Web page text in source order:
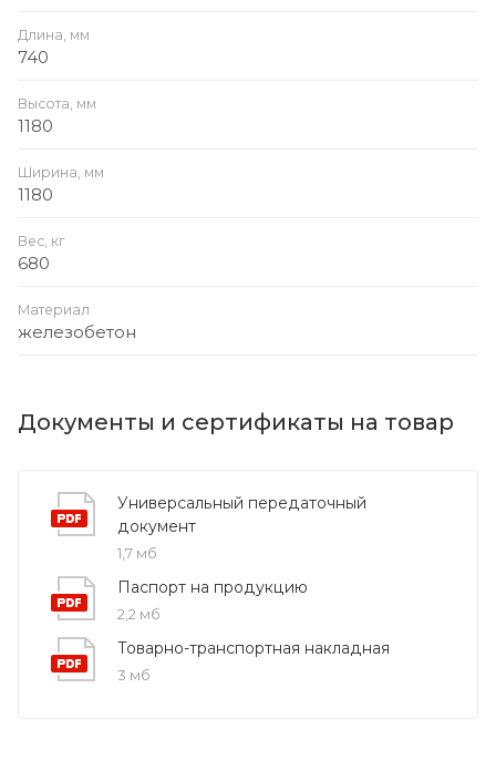
Длина, мм
740
Высота, мм
1180
Ширина, мм
1180
Вес, кг
680
Материал
железобетон
Документы и сертификаты на товар
Универсальный передаточный
документ
1,7 мб
Паспорт на продукцию
2,2 мб
Товарно-транспортная накладная
3 мб